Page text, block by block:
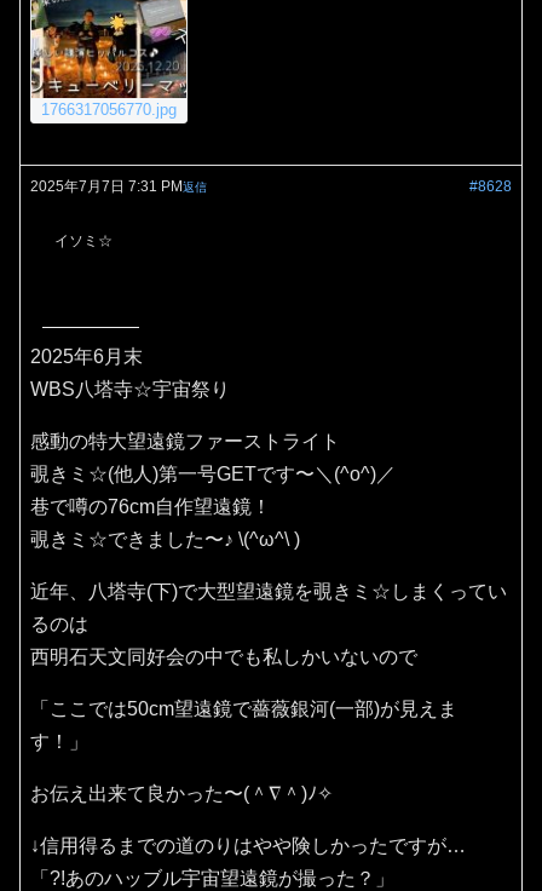
1766317056770.jpg
2025年7月7日 7:31 PM #8628
返信
イソミ☆
2025年6月末
WBS八塔寺☆宇宙祭り
感動の特大望遠鏡ファーストライト
覗きミ☆(他人)第一号GETです〜＼(^o^)／
巷で噂の76cm自作望遠鏡！
覗きミ☆できました〜♪⁠ ⁠\⁠(⁠^⁠ω⁠^⁠\⁠ ⁠)
近年、八塔寺(下)で大型望遠鏡を覗きミ☆しまくってい
るのは
西明石天文同好会の中でも私しかいないので
「ここでは50cm望遠鏡で薔薇銀河(一部)が見えま
す！」
お伝え出来て良かった〜(⁠＾⁠∇⁠＾⁠)⁠ﾉ⁠✧⁠
↓信用得るまでの道のりはやや険しかったですが…
「?!あのハッブル宇宙望遠鏡が撮った？」